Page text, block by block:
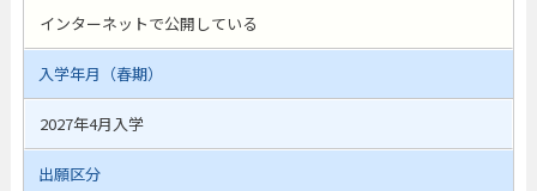
インターネットで公開している
入学年月（春期）
2027年4月入学
出願区分